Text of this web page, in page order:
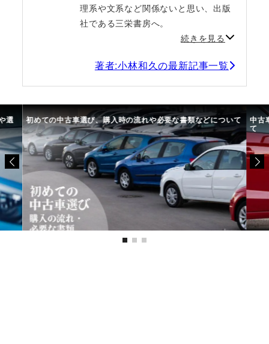
理系や文系など関係ないと思い、出版
社である三栄書房へ。
続きを見る
著者:小林和久の最新記事一覧
選 初めての中古車選び、購入時の流れや必要な書類などについて 中古
て